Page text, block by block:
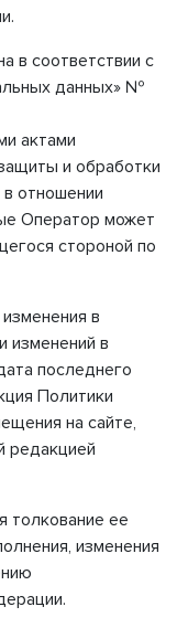
в соответствии с
данных» №
актами
и обработки
отношении
Оператор может
стороной по
в
изменений в
последнего
Политики
на сайте,
редакцией
толкование ее
изменения